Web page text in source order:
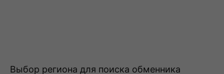
Выбор региона для поиска обменника